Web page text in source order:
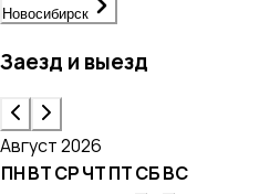
Новосибирск
Заезд и выезд
Август 2026
ПНВТСРЧТПТСБВС